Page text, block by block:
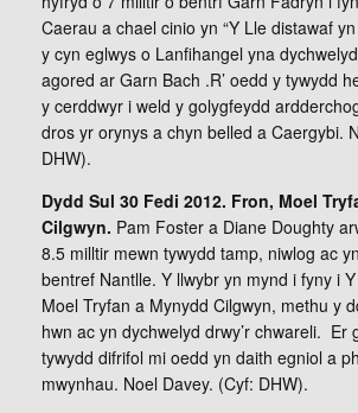
Caerau a chael cinio yn “Y Lle distawaf
y cyn eglwys o Lanfihangel yna
agored ar Garn Bach .R’ oedd y tywydd
y cerddwyr i weld y golygfeydd
dros yr orynys a chyn belled a Caergybi.
DHW).
Dydd Sul 30 Fedi 2012. Fron, Moel
Cilgwyn. Pam Foster a Diane Doughty
8.5 milltir mewn tywydd tamp, niwlog ac
bentref Nantlle. Y llwybr yn mynd i fyny i
Moel Tryfan a Mynydd Cilgwyn, methu y
hwn ac yn dychwelyd drwy’r chwareli. Er
tywydd difrifol mi oedd yn daith egniol a
mwynhau. Noel Davey. (Cyf: DHW).